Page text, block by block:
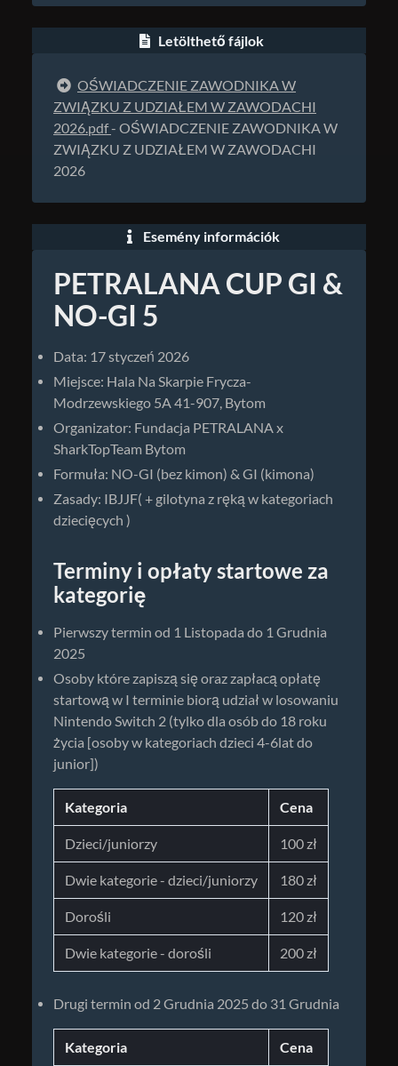
Letölthető fájlok
OŚWIADCZENIE ZAWODNIKA W
ZWIĄZKU Z UDZIAŁEM W ZAWODACHI
2026.pdf- OŚWIADCZENIE ZAWODNIKA W
ZWIĄZKU Z UDZIAŁEM W ZAWODACHI
2026
Esemény információk
PETRALANA CUP GI &
NO-GI 5
Data: 17 styczeń 2026
Miejsce: Hala Na Skarpie Frycza-
Modrzewskiego 5A 41-907, Bytom
Organizator: Fundacja PETRALANA x
SharkTopTeam Bytom
Formuła: NO-GI (bez kimon) & GI (kimona)
Zasady: IBJJF( + gilotyna z ręką w kategoriach
dziecięcych )
Terminy i opłaty startowe za
kategorię
Pierwszy termin od 1 Listopada do 1 Grudnia
2025
Osoby które zapiszą się oraz zapłacą opłatę
startową w I terminie biorą udział w losowaniu
Nintendo Switch 2 (tylko dla osób do 18 roku
życia [osoby w kategoriach dzieci 4-6lat do
junior])
Kategoria Cena
Dzieci/juniorzy 100 zł
Dwie kategorie - dzieci/juniorzy 180 zł
Dorośli 120 zł
Dwie kategorie - dorośli 200 zł
Drugi termin od 2 Grudnia 2025 do 31 Grudnia
Kategoria Cena